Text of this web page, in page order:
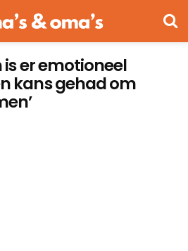
is er emotioneel
kans gehad om